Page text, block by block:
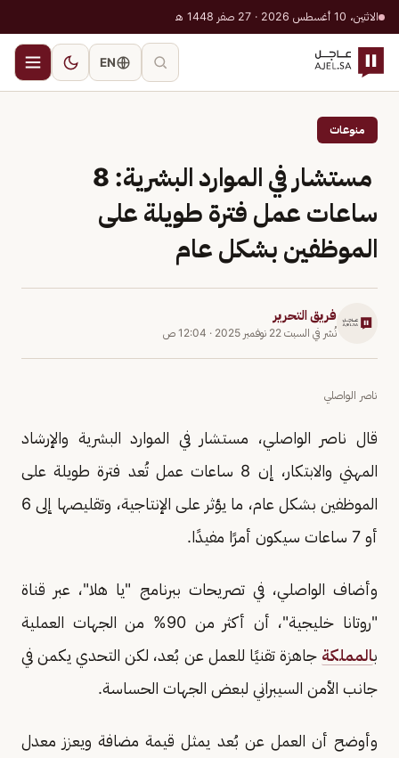
الاثنين، 10 أغسطس 2026 · 27 صفر 1448 هـ
EN
منوعات
مستشار في الموارد البشرية: 8
ساعات عمل فترة طويلة على
الموظفين بشكل عام
فريق التحرير
نُشر في السبت 22 نوفمبر 2025 · 12:04 ص
ناصر الواصلي
قال ناصر الواصلي، مستشار في الموارد البشرية والإرشاد
المهني والابتكار، إن 8 ساعات عمل تُعد فترة طويلة على
الموظفين بشكل عام، ما يؤثر على الإنتاجية، وتقليصها إلى 6
أو 7 ساعات سيكون أمرًا مفيدًا.
وأضاف الواصلي، في تصريحات ببرنامج "يا هلا"، عبر قناة
"روتانا خليجية"، أن أكثر من 90% من الجهات العملية
بالمملكة جاهزة تقنيًا للعمل عن بُعد، لكن التحدي يكمن في
جانب الأمن السيبراني لبعض الجهات الحساسة.
وأوضح أن العمل عن بُعد يمثل قيمة مضافة ويعزز معدل